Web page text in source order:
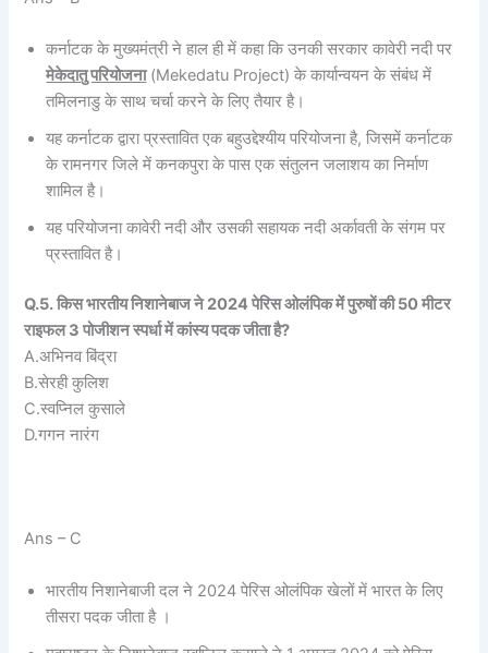
कर्नाटक के मुख्यमंत्री ने हाल ही में कहा कि उनकी सरकार कावेरी नदी पर
मेकेदातु परियोजना(Mekedatu Project) के कार्यान्वयन के संबंध में
तमिलनाडु के साथ चर्चा करने के लिए तैयार है।
यह कर्नाटक द्वारा प्रस्तावित एक बहुउद्देश्यीय परियोजना है, जिसमें कर्नाटक
के रामनगर जिले में कनकपुरा के पास एक संतुलन जलाशय का निर्माण
शामिल है।
यह परियोजना कावेरी नदी और उसकी सहायक नदी अर्कावती के संगम पर
प्रस्तावित है।
Q.5. किस भारतीय निशानेबाज ने 2024 पेरिस ओलंपिक में पुरुषों की 50 मीटर
राइफल 3 पोजीशन स्पर्धा में कांस्य पदक जीता है?
A.अभिनव बिंद्रा
B.सेरही कुलिश
C.स्वप्निल कुसाले
D.गगन नारंग
Ans – C
भारतीय निशानेबाजी दल ने 2024 पेरिस ओलंपिक खेलों में भारत के लिए
तीसरा पदक जीता है ।